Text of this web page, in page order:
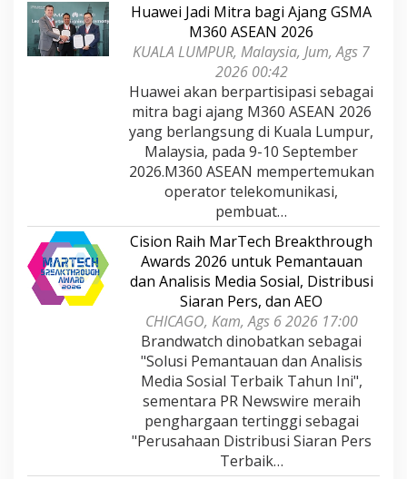
Huawei Jadi Mitra bagi Ajang GSMA
M360 ASEAN 2026
KUALA LUMPUR, Malaysia, Jum, Ags 7
2026 00:42
Huawei akan berpartisipasi sebagai
mitra bagi ajang M360 ASEAN 2026
yang berlangsung di Kuala Lumpur,
Malaysia, pada 9-10 September
2026.M360 ASEAN mempertemukan
operator telekomunikasi,
pembuat…
Cision Raih MarTech Breakthrough
Awards 2026 untuk Pemantauan
dan Analisis Media Sosial, Distribusi
Siaran Pers, dan AEO
CHICAGO, Kam, Ags 6 2026 17:00
Brandwatch dinobatkan sebagai
"Solusi Pemantauan dan Analisis
Media Sosial Terbaik Tahun Ini",
sementara PR Newswire meraih
penghargaan tertinggi sebagai
"Perusahaan Distribusi Siaran Pers
Terbaik…